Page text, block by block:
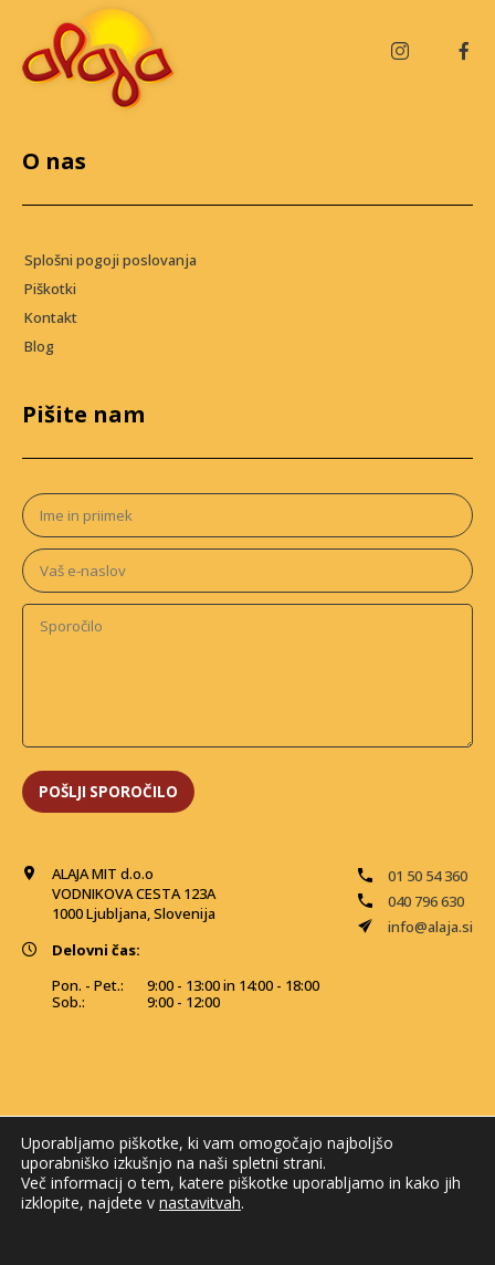
ALAJA MIT d.o.o
VODNIKOVA CESTA 123A
1000 Ljubljana, Slovenija
01 50 54 360
040 796 630
info@alaja.si
Delovni čas:
Pon. - Pet.:
Sob.:
9:00 - 13:00 in 14:00 - 18:00
9:00 - 12:00
O nas
Splošni pogoji poslovanja
Piškotki
Kontakt
Blog
Pišite nam
Uporabljamo piškotke, ki vam omogočajo najboljšo
uporabniško izkušnjo na naši spletni strani.
Več informacij o tem, katere piškotke uporabljamo in kako jih
izklopite, najdete v nastavitvah.